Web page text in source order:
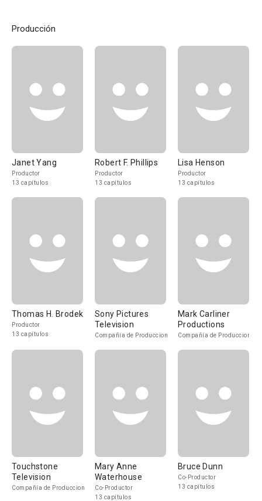
Producción
Janet Yang
Productor
13 capítulos
Robert F. Phillips
Productor
13 capítulos
Lisa Henson
Productor
13 capítulos
Thomas H. Brodek
Productor
13 capítulos
Sony Pictures
Television
Compañía de Produccion
Mark Carliner
Productions
Compañía de Produccion
Touchstone
Television
Compañía de Produccion
Mary Anne
Waterhouse
Co-Productor
13 capítulos
Bruce Dunn
Co-Productor
13 capítulos